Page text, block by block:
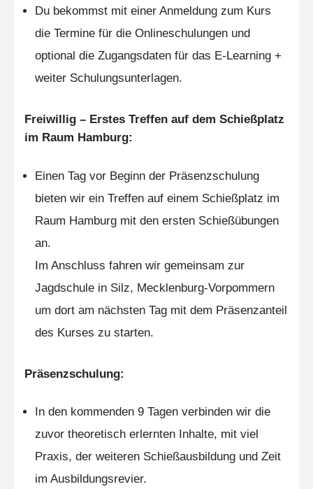
Du bekommst mit einer Anmeldung zum Kurs
die Termine für die Onlineschulungen und
optional die Zugangsdaten für das E-Learning +
weiter Schulungsunterlagen.
Freiwillig – Erstes Treffen auf dem Schießplatz
im Raum Hamburg:
Einen Tag vor Beginn der Präsenzschulung
bieten wir ein Treffen auf einem Schießplatz im
Raum Hamburg mit den ersten Schießübungen
an.
Im Anschluss fahren wir gemeinsam zur
Jagdschule in Silz, Mecklenburg-Vorpommern
um dort am nächsten Tag mit dem Präsenzanteil
des Kurses zu starten.
Präsenzschulung:
In den kommenden 9 Tagen verbinden wir die
zuvor theoretisch erlernten Inhalte, mit viel
Praxis, der weiteren Schießausbildung und Zeit
im Ausbildungsrevier.